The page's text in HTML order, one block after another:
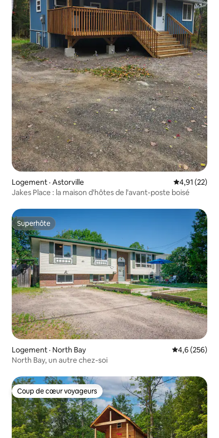
Logement · Astorville Note
4,91 (22)
Jakes Place : la maison d'hôtes de l'avant-poste boisé
Superhôte
Superhôte
Logement · North Bay Note
4,6 (256)
North Bay, un autre chez-soi
Coup de cœur voyageurs
Coup de cœur voyageurs